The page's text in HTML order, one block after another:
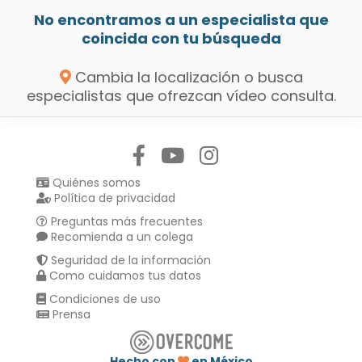
No encontramos a un especialista que
coincida con tu búsqueda
Cambia la localización o busca
especialistas que ofrezcan vídeo consulta.
Quiénes somos
Política de privacidad
Preguntas más frecuentes
Recomienda a un colega
Seguridad de la información
Como cuidamos tus datos
Condiciones de uso
Prensa